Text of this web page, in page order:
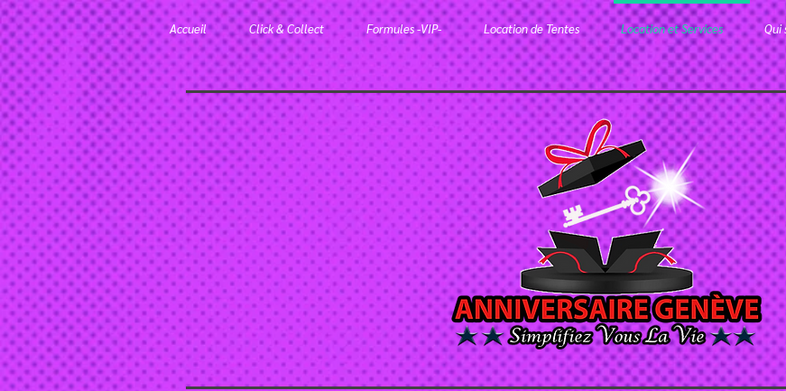
Accueil Click & Collect Formules -VIP- Location de Tentes Location et Services Qui